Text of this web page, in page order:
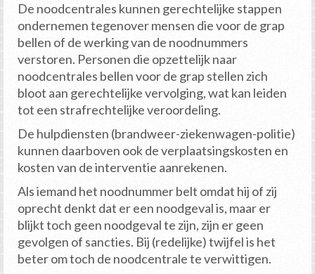
De noodcentrales kunnen gerechtelijke stappen
ondernemen tegenover mensen die voor de grap
bellen of de werking van de noodnummers
verstoren. Personen die opzettelijk naar
noodcentrales bellen voor de grap stellen zich
bloot aan gerechtelijke vervolging, wat kan leiden
tot een strafrechtelijke veroordeling.
De hulpdiensten (brandweer-ziekenwagen-politie)
kunnen daarboven ook de verplaatsingskosten en
kosten van de interventie aanrekenen.
Als iemand het noodnummer belt omdat hij of zij
oprecht denkt dat er een noodgeval is, maar er
blijkt toch geen noodgeval te zijn, zijn er geen
gevolgen of sancties. Bij (redelijke) twijfel is het
beter om toch de noodcentrale te verwittigen.